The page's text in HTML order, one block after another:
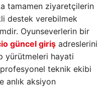
tamamen ziyaretçilerin
destek verebilmek
Oyunseverlerin bir
güncel giriş adreslerini
yürütmeleri hayati
teknik ekibi
anlık aksiyon